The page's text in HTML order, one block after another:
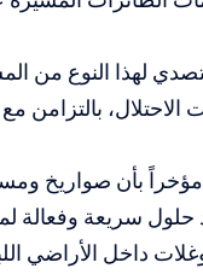
لهذا النوع من
بالتزامن
مؤخراً بأن صواريخ
حلول سريعة وفعالة
داخل الأراضي